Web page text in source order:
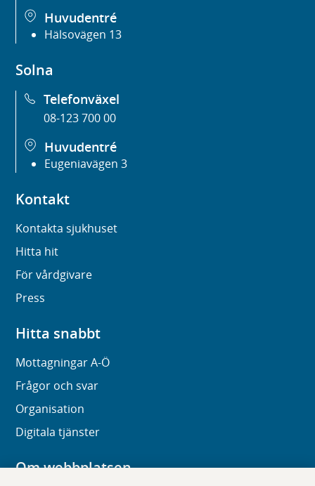
Huvudentré
Hälsovägen 13
Solna
Telefonväxel
08-123 700 00
Huvudentré
Eugeniavägen 3
Kontakt
Kontakta sjukhuset
Hitta hit
För vårdgivare
Press
Hitta snabbt
Mottagningar A-Ö
Frågor och svar
Organisation
Digitala tjänster
Om webbplatsen